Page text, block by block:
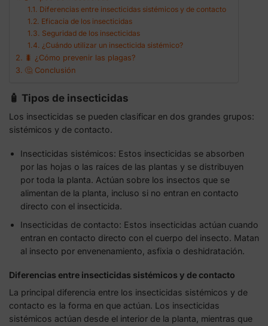
Diferencias entre insecticidas sistémicos y de contacto
Eficacia de los insecticidas
Seguridad de los insecticidas
¿Cuándo utilizar un insecticida sistémico?
🐛 ¿Cómo prevenir las plagas?
🤔 Conclusión
🧴 Tipos de insecticidas
Los insecticidas se pueden clasificar en dos grandes grupos:
sistémicos y de contacto.
Insecticidas sistémicos: Estos insecticidas se absorben
por las hojas o las raíces de las plantas y se distribuyen
por toda la planta. Actúan sobre los insectos que se
alimentan de la planta, incluso si no entran en contacto
directo con el insecticida.
Insecticidas de contacto: Estos insecticidas actúan cuando
entran en contacto directo con el cuerpo del insecto. Matan
al insecto por envenenamiento, asfixia o deshidratación.
Diferencias entre insecticidas sistémicos y de contacto
La principal diferencia entre los insecticidas sistémicos y de
contacto es la forma en que actúan. Los insecticidas
sistémicos actúan desde el interior de la planta, mientras que